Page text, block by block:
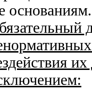
основаниям.